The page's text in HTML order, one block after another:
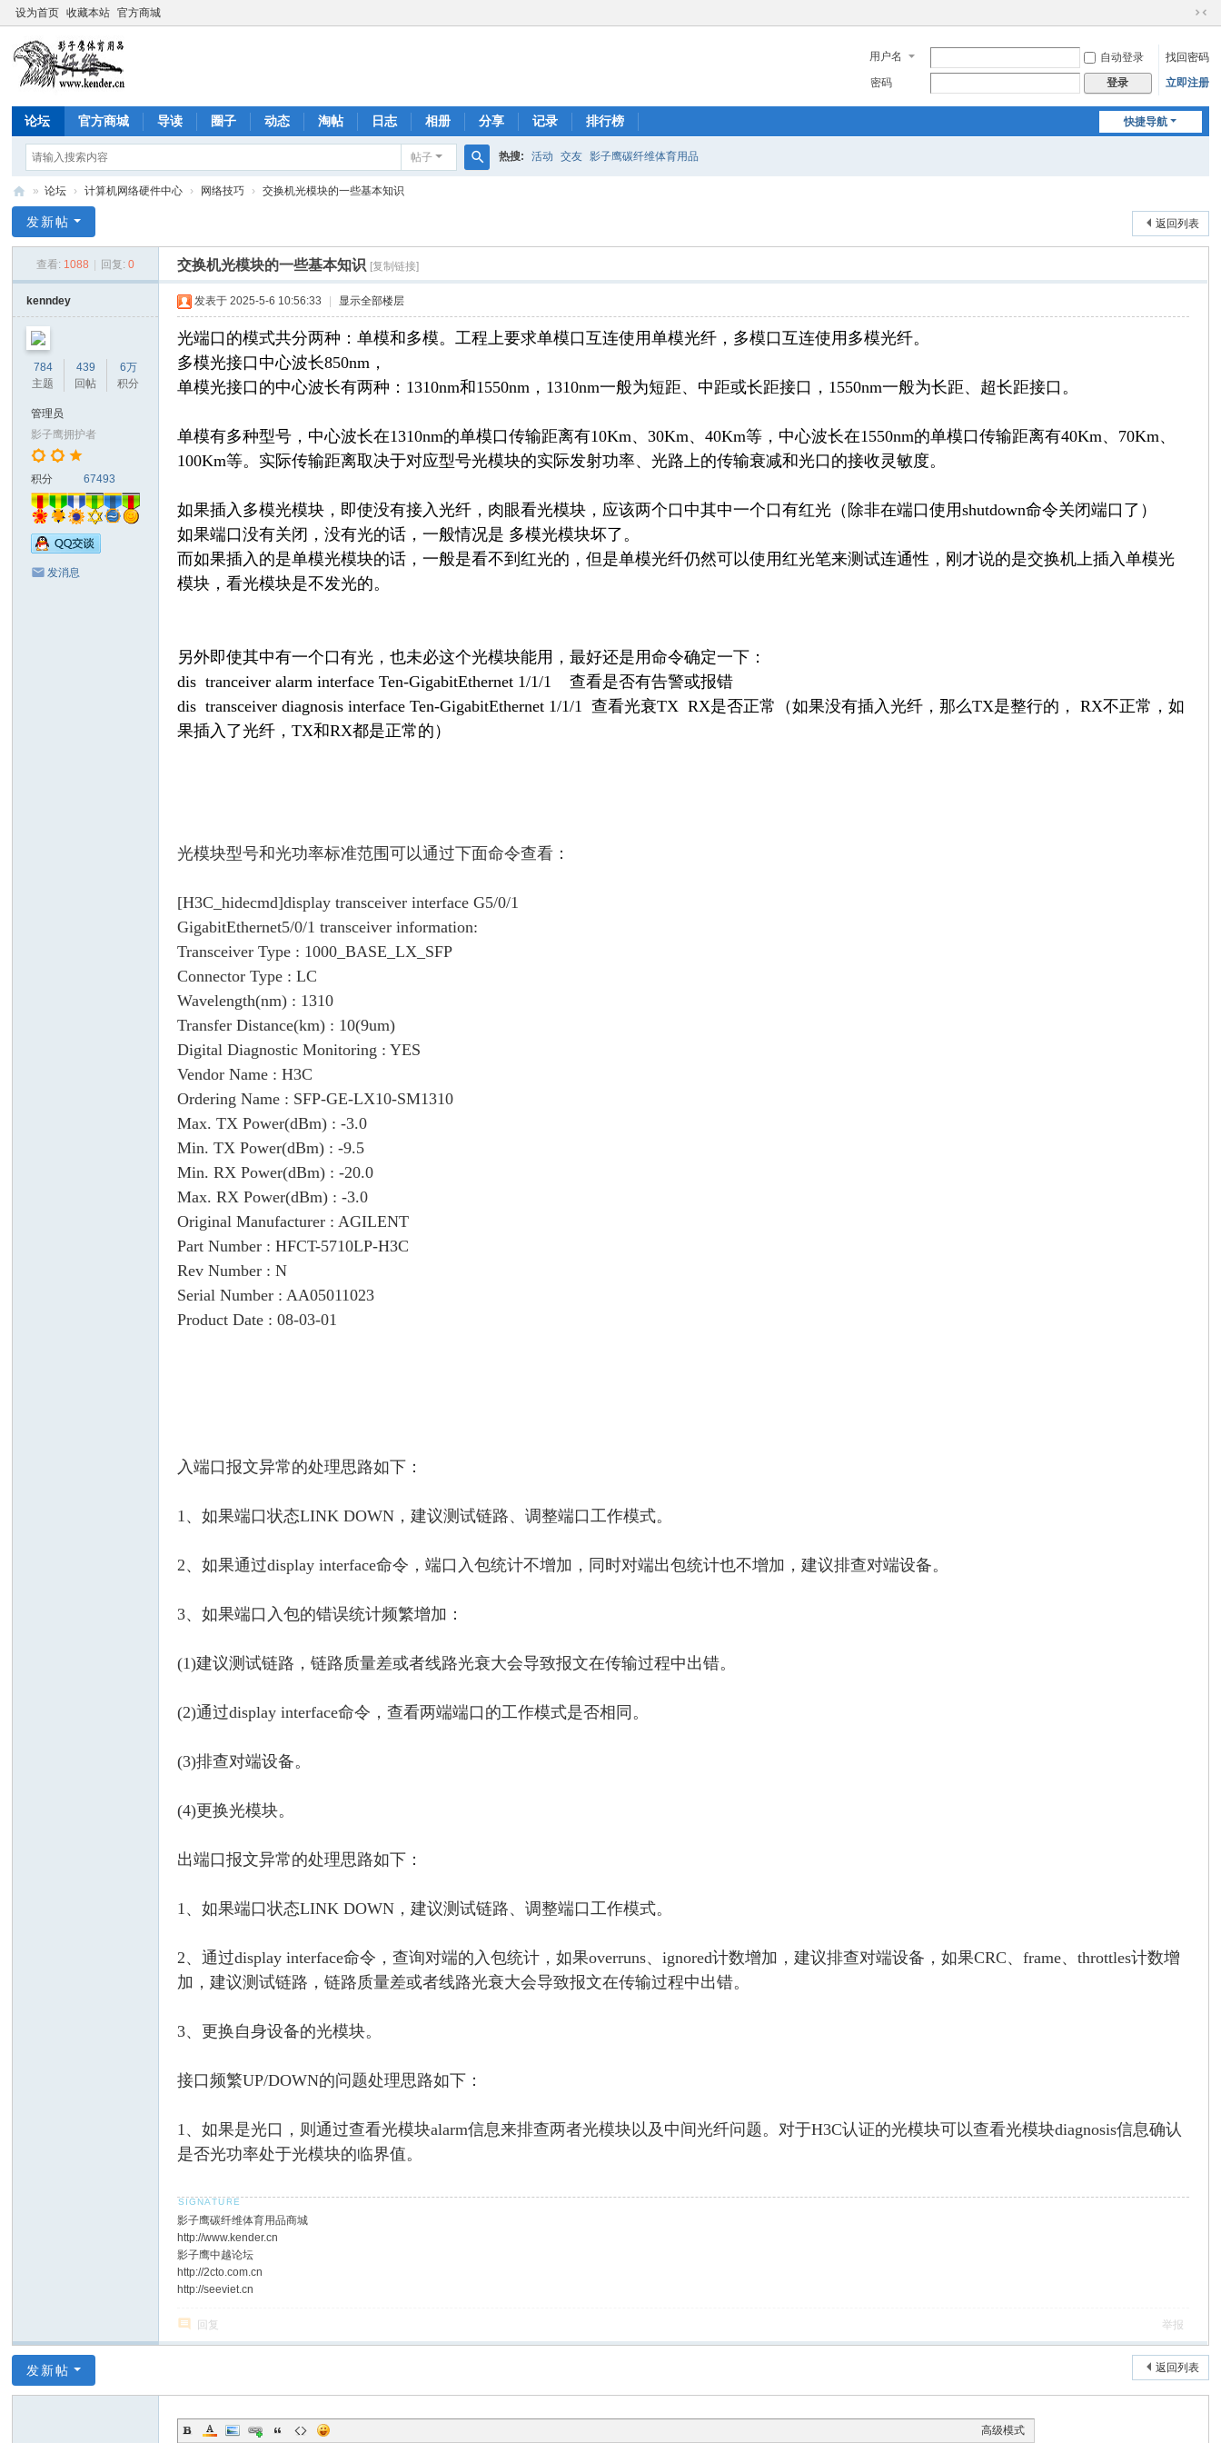
设为首页 收藏本站 官方商城
切
到
窄
用户名 自动登录
找回密码
密码
登录 立即注册
快捷导航
论坛 官方商城 导读 圈子 动态 淘帖 日志 相册 分享 记录 排行榜
帖子 热搜: 活动 交友 影子鹰碳纤维体育用品
子
社
(C
» 论坛 › 计算机网络硬件中心 › 网络技巧 › 交换机光模块的一些基本知识
返回列表
发新帖
查看: 1088 回复: 0 交换机光模块的一些基本知识 [复制链接]
kenndey
784
主题
439
回帖
6万
积分
管理员
影子鹰拥护者
积分 67493
发消息
发表于 2025-5-6 10:56:33 显示全部楼层
光端口的模式共分两种：单模和多模。工程上要求单模口互连使用单模光纤，多模口互连使用多模光纤。
多模光接口中心波长850nm，
单模光接口的中心波长有两种：1310nm和1550nm，1310nm一般为短距、中距或长距接口，1550nm一般为长距、超长距接口。
单模有多种型号，中心波长在1310nm的单模口传输距离有10Km、30Km、40Km等，中心波长在1550nm的单模口传输距离有40Km、70Km、
100Km等。实际传输距离取决于对应型号光模块的实际发射功率、光路上的传输衰减和光口的接收灵敏度。
如果插入多模光模块，即使没有接入光纤，肉眼看光模块，应该两个口中其中一个口有红光（除非在端口使用shutdown命令关闭端口了）
如果端口没有关闭，没有光的话，一般情况是 多模光模块坏了。
而如果插入的是单模光模块的话，一般是看不到红光的，但是单模光纤仍然可以使用红光笔来测试连通性，刚才说的是交换机上插入单模光
模块，看光模块是不发光的。
另外即使其中有一个口有光，也未必这个光模块能用，最好还是用命令确定一下：
dis tranceiver alarm interface Ten-GigabitEthernet 1/1/1 查看是否有告警或报错
dis transceiver diagnosis interface Ten-GigabitEthernet 1/1/1 查看光衰TX RX是否正常（如果没有插入光纤，那么TX是整行的， RX不正常，如
果插入了光纤，TX和RX都是正常的）
光模块型号和光功率标准范围可以通过下面命令查看：
[H3C_hidecmd]display transceiver interface G5/0/1
GigabitEthernet5/0/1 transceiver information:
Transceiver Type : 1000_BASE_LX_SFP
Connector Type : LC
Wavelength(nm) : 1310
Transfer Distance(km) : 10(9um)
Digital Diagnostic Monitoring : YES
Vendor Name : H3C
Ordering Name : SFP-GE-LX10-SM1310
Max. TX Power(dBm) : -3.0
Min. TX Power(dBm) : -9.5
Min. RX Power(dBm) : -20.0
Max. RX Power(dBm) : -3.0
Original Manufacturer : AGILENT
Part Number : HFCT-5710LP-H3C
Rev Number : N
Serial Number : AA05011023
Product Date : 08-03-01
入端口报文异常的处理思路如下：
1、如果端口状态LINK DOWN，建议测试链路、调整端口工作模式。
2、如果通过display interface命令，端口入包统计不增加，同时对端出包统计也不增加，建议排查对端设备。
3、如果端口入包的错误统计频繁增加：
(1)建议测试链路，链路质量差或者线路光衰大会导致报文在传输过程中出错。
(2)通过display interface命令，查看两端端口的工作模式是否相同。
(3)排查对端设备。
(4)更换光模块。
出端口报文异常的处理思路如下：
1、如果端口状态LINK DOWN，建议测试链路、调整端口工作模式。
2、通过display interface命令，查询对端的入包统计，如果overruns、ignored计数增加，建议排查对端设备，如果CRC、frame、throttles计数增
加，建议测试链路，链路质量差或者线路光衰大会导致报文在传输过程中出错。
3、更换自身设备的光模块。
接口频繁UP/DOWN的问题处理思路如下：
1、如果是光口，则通过查看光模块alarm信息来排查两者光模块以及中间光纤问题。对于H3C认证的光模块可以查看光模块diagnosis信息确认
是否光功率处于光模块的临界值。
影子鹰碳纤维体育用品商城
http://www.kender.cn
影子鹰中越论坛
http://2cto.com.cn
http://seeviet.cn
回复 举报
返回列表
发新帖
高级模式